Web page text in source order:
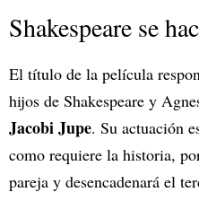
Shakespeare se
El título de la película
hijos de Shakespeare y
Jacobi Jupe. Su actuación
como requiere la historia,
pareja y desencadenará el